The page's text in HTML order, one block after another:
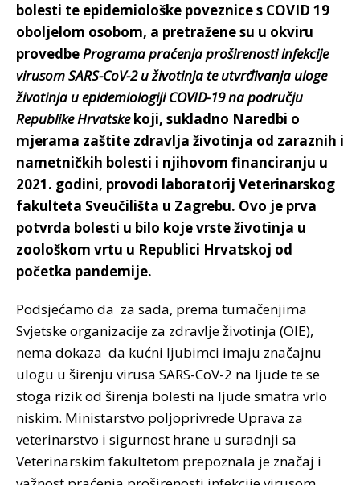
bolesti te epidemiološke poveznice s COVID 19
oboljelom osobom, a pretražene su u okviru
provedbePrograma praćenja proširenosti infekcije
virusom SARS-CoV-2 u životinja te utvrđivanja uloge
životinja u epidemiologiji COVID-19 na području
Republike Hrvatskekoji, sukladno Naredbi o
mjerama zaštite zdravlja životinja od zaraznih i
nametničkih bolesti i njihovom financiranju u
2021. godini, provodi laboratorij Veterinarskog
fakulteta Sveučilišta u Zagrebu. Ovo je prva
potvrda bolesti u bilo koje vrste životinja u
zoološkom vrtu u Republici Hrvatskoj od
početka pandemije.
Podsjećamo da za sada, prema tumačenjima
Svjetske organizacije za zdravlje životinja (OIE),
nema dokaza da kućni ljubimci imaju značajnu
ulogu u širenju virusa SARS-CoV-2 na ljude te se
stoga rizik od širenja bolesti na ljude smatra vrlo
niskim. Ministarstvo poljoprivrede Uprava za
veterinarstvo i sigurnost hrane u suradnji sa
Veterinarskim fakultetom prepoznala je značaj i